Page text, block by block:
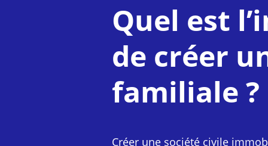
Quel est
de créer
familiale ?
Créer une société civile